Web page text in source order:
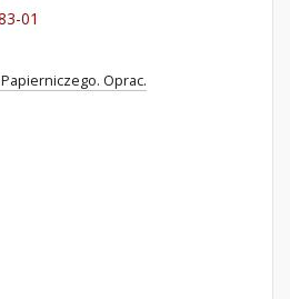
01
Oprac.